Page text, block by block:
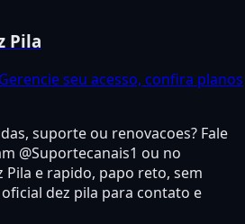
Pila
seu acesso, confira planos
suporte ou renovacoes? Fale
@Suportecanais1 ou no
Pila e rapido, papo reto, sem
dez pila para contato e